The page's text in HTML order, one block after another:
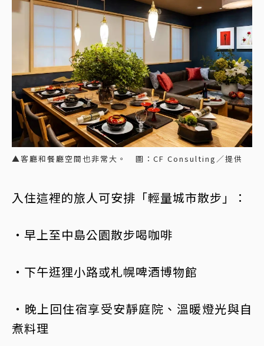
▲客廳和餐廳空間也非常大。 圖：CF Consulting／提供
入住這裡的旅人可安排「輕量城市散步」：
・早上至中島公園散步喝咖啡
・下午逛狸小路或札幌啤酒博物館
・晚上回住宿享受安靜庭院、溫暖燈光與自
煮料理